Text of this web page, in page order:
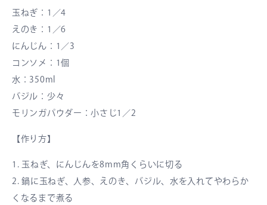
玉ねぎ：1／4
えのき：1／6
にんじん：1／3
コンソメ：1個
水：350ml
バジル：少々
モリンガパウダー：小さじ1／2
【作り方】
1. 玉ねぎ、にんじんを8mm角くらいに切る
2. 鍋に玉ねぎ、人参、えのき、バジル、水を入れてやわらか
くなるまで煮る